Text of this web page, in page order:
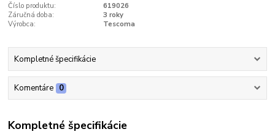
Číslo produktu:
619026
Záručná doba:
3 roky
Výrobca:
Tescoma
Kompletné špecifikácie
Komentáre 0
Kompletné špecifikácie